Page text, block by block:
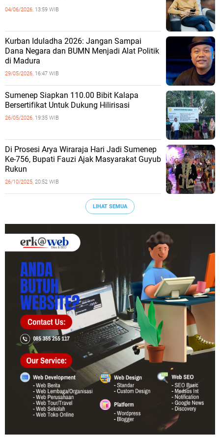
04/06/2026, 13:59 WIB
Kurban Iduladha 2026: Jangan Sampai
Dana Negara dan BUMN Menjadi Alat Politik
di Madura
29/05/2026, 16:47 WIB
Sumenep Siapkan 110.00 Bibit Kalapa
Bersertifikat Untuk Dukung Hilirisasi
26/05/2026, 19:35 WIB
Di Prosesi Arya Wiraraja Hari Jadi Sumenep
Ke-756, Bupati Fauzi Ajak Masyarakat Guyub
Rukun
26/10/2025, 20:52 WIB
LIHAT SEMUA